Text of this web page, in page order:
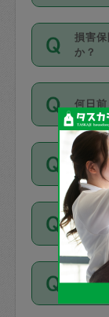
能で
んに
い。
時間
とな
基本
外で
育園
係の
すで
てお
社員
登録
また
日本
バッ
ール
分野
を依
応募
を行
写真
確認
ング
のち
現場
ジさ
※テス
ーと
に参
損害
か？
依頼
を通
適用
濯、
です
をさ
は対
す。
万が
写真
何日
ご依
以降
す。
ただ
タス
可能
キャ
キャ
す。
1. 直
共通
お試
「お
せん
とに
不在